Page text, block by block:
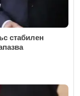
стабилен